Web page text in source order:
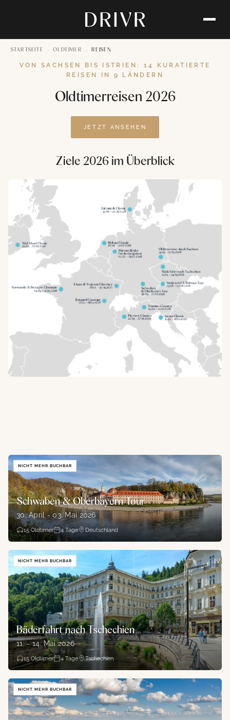
STARTSEITE › OLDTIMER › REISEN
VON SACHSEN BIS ISTRIEN: 14 KURATIERTE
REISEN IN 9 LÄNDERN
Oldtimerreisen 2026
JETZT ANSEHEN
Ziele 2026 im Überblick
NICHT MEHR BUCHBAR
Schwaben & Oberbayern Tour
30. April - 03. Mai 2026
15Oldtimer 4Tage Deutschland
NICHT MEHR BUCHBAR
Bäderfahrt nach Tschechien
11. - 14. Mai 2026
15Oldtimer 4 Tage Tschechien
NICHT MEHR BUCHBAR